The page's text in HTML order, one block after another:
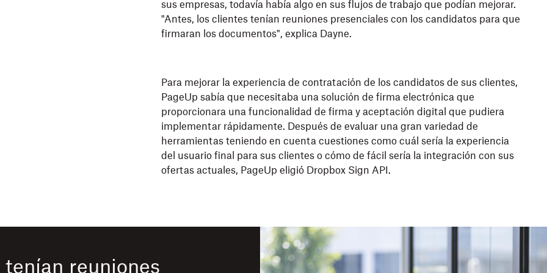
sus empresas, todavía había algo en sus flujos de trabajo que podían mejorar.
"Antes, los clientes tenían reuniones presenciales con los candidatos para que
firmaran los documentos", explica Dayne.
Para mejorar la experiencia de contratación de los candidatos de sus clientes,
PageUp sabía que necesitaba una solución de firma electrónica que
proporcionara una funcionalidad de firma y aceptación digital que pudiera
implementar rápidamente. Después de evaluar una gran variedad de
herramientas teniendo en cuenta cuestiones como cuál sería la experiencia
del usuario final para sus clientes o cómo de fácil sería la integración con sus
ofertas actuales, PageUp eligió Dropbox Sign API.
reuniones